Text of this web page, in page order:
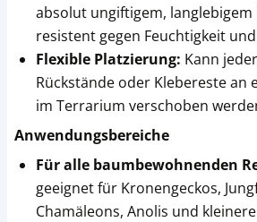
absolut ungiftigem, langlebigem
resistent gegen Feuchtigkeit
Flexible Platzierung: Kann
Rückstände oder Klebereste an
im Terrarium verschoben
Anwendungsbereiche
Für alle baumbewohnenden
geeignet für Kronengeckos,
Chamäleons, Anolis und kleinere